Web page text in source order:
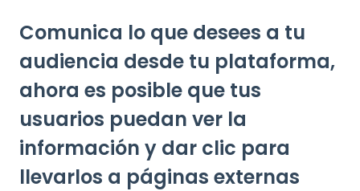
Comunica lo que desees a tu
audiencia desde tu plataforma,
ahora es posible que tus
usuarios puedan ver la
información y dar clic para
llevarlos a páginas externas